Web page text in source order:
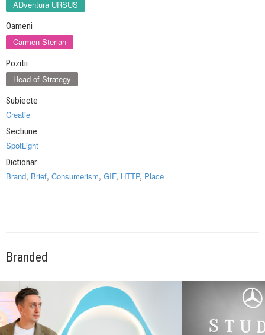
ADventura URSUS
Oameni
Carmen Sterian
Pozitii
Head of Strategy
Subiecte
Creatie
Sectiune
SpotLight
Dictionar
Brand, Brief, Consumerism, GIF, HTTP, Place
Branded